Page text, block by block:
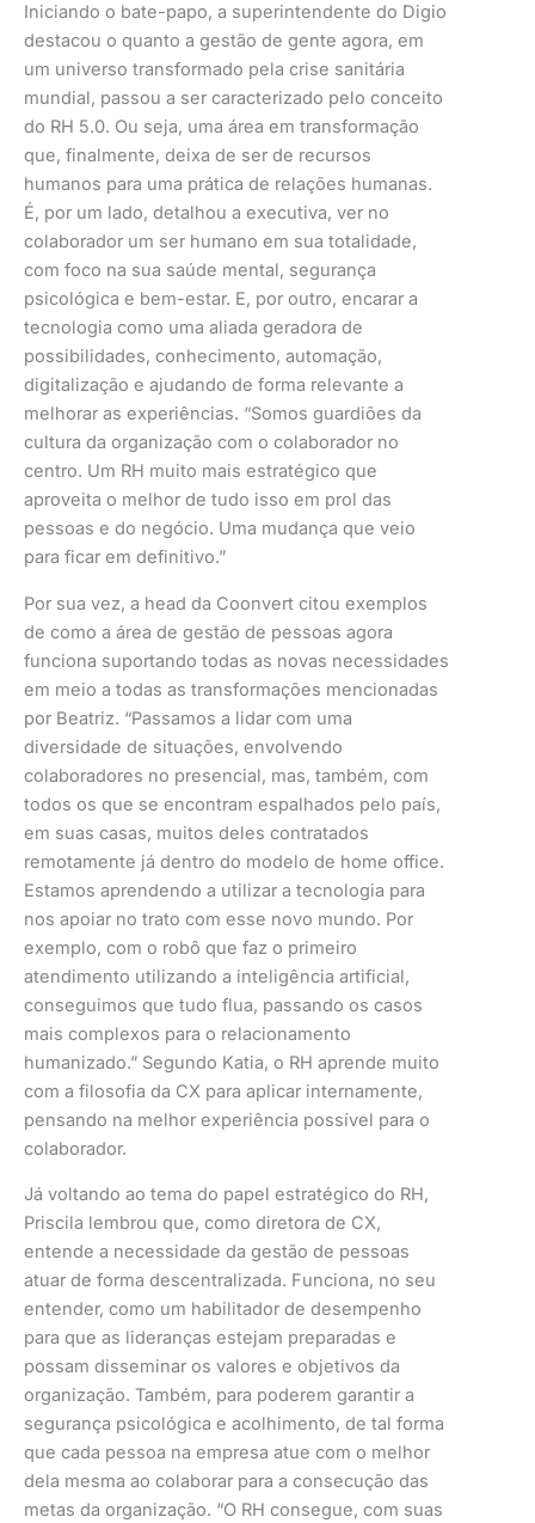
Iniciando o bate-papo, a superintendente do Digio
destacou o quanto a gestão de gente agora, em
um universo transformado pela crise sanitária
mundial, passou a ser caracterizado pelo conceito
do RH 5.0. Ou seja, uma área em transformação
que, finalmente, deixa de ser de recursos
humanos para uma prática de relações humanas.
É, por um lado, detalhou a executiva, ver no
colaborador um ser humano em sua totalidade,
com foco na sua saúde mental, segurança
psicológica e bem-estar. E, por outro, encarar a
tecnologia como uma aliada geradora de
possibilidades, conhecimento, automação,
digitalização e ajudando de forma relevante a
melhorar as experiências. “Somos guardiões da
cultura da organização com o colaborador no
centro. Um RH muito mais estratégico que
aproveita o melhor de tudo isso em prol das
pessoas e do negócio. Uma mudança que veio
para ficar em definitivo.”
Por sua vez, a head da Coonvert citou exemplos
de como a área de gestão de pessoas agora
funciona suportando todas as novas necessidades
em meio a todas as transformações mencionadas
por Beatriz. “Passamos a lidar com uma
diversidade de situações, envolvendo
colaboradores no presencial, mas, também, com
todos os que se encontram espalhados pelo país,
em suas casas, muitos deles contratados
remotamente já dentro do modelo de home office.
Estamos aprendendo a utilizar a tecnologia para
nos apoiar no trato com esse novo mundo. Por
exemplo, com o robô que faz o primeiro
atendimento utilizando a inteligência artificial,
conseguimos que tudo flua, passando os casos
mais complexos para o relacionamento
humanizado.” Segundo Katia, o RH aprende muito
com a filosofia da CX para aplicar internamente,
pensando na melhor experiência possível para o
colaborador.
Já voltando ao tema do papel estratégico do RH,
Priscila lembrou que, como diretora de CX,
entende a necessidade da gestão de pessoas
atuar de forma descentralizada. Funciona, no seu
entender, como um habilitador de desempenho
para que as lideranças estejam preparadas e
possam disseminar os valores e objetivos da
organização. Também, para poderem garantir a
segurança psicológica e acolhimento, de tal forma
que cada pessoa na empresa atue com o melhor
dela mesma ao colaborar para a consecução das
metas da organização. “O RH consegue, com suas